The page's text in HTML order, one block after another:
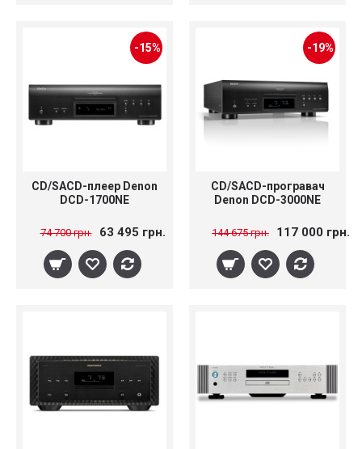
-15%
CD/SACD-плеер Denon
DCD-1700NE
74 700 грн. 63 495 грн.
-19%
CD/SACD-програвач
Denon DCD-3000NE
144 675 грн. 117 000 грн.